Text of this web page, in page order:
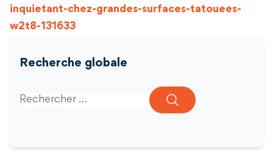
inquietant-chez-grandes-surfaces-tatouees-
w2t8-131633
Recherche globale
Search for: